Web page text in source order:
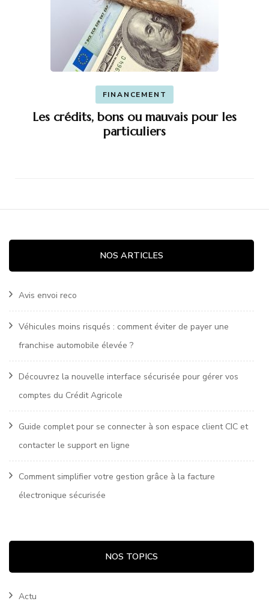
FINANCEMENT
Les crédits, bons ou mauvais pour les
particuliers
NOS ARTICLES
Avis envoi reco
Véhicules moins risqués : comment éviter de payer une
franchise automobile élevée ?
Découvrez la nouvelle interface sécurisée pour gérer vos
comptes du Crédit Agricole
Guide complet pour se connecter à son espace client CIC et
contacter le support en ligne
Comment simplifier votre gestion grâce à la facture
électronique sécurisée
NOS TOPICS
Actu